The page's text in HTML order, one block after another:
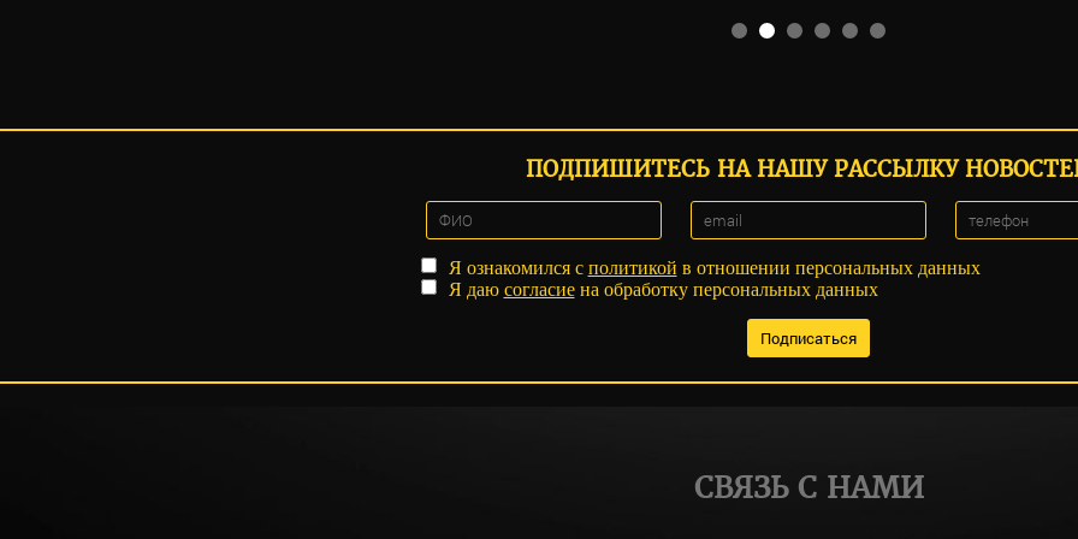
ПОДПИШИТЕСЬ НА НАШУ РАССЫЛКУ
Я ознакомился с политикой в отношении персональных данных
Я даю согласиена обработку персональных данных
СВЯЗЬ С НАМИ